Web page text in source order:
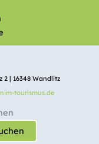
| 16348 Wandlitz
tourismus.de